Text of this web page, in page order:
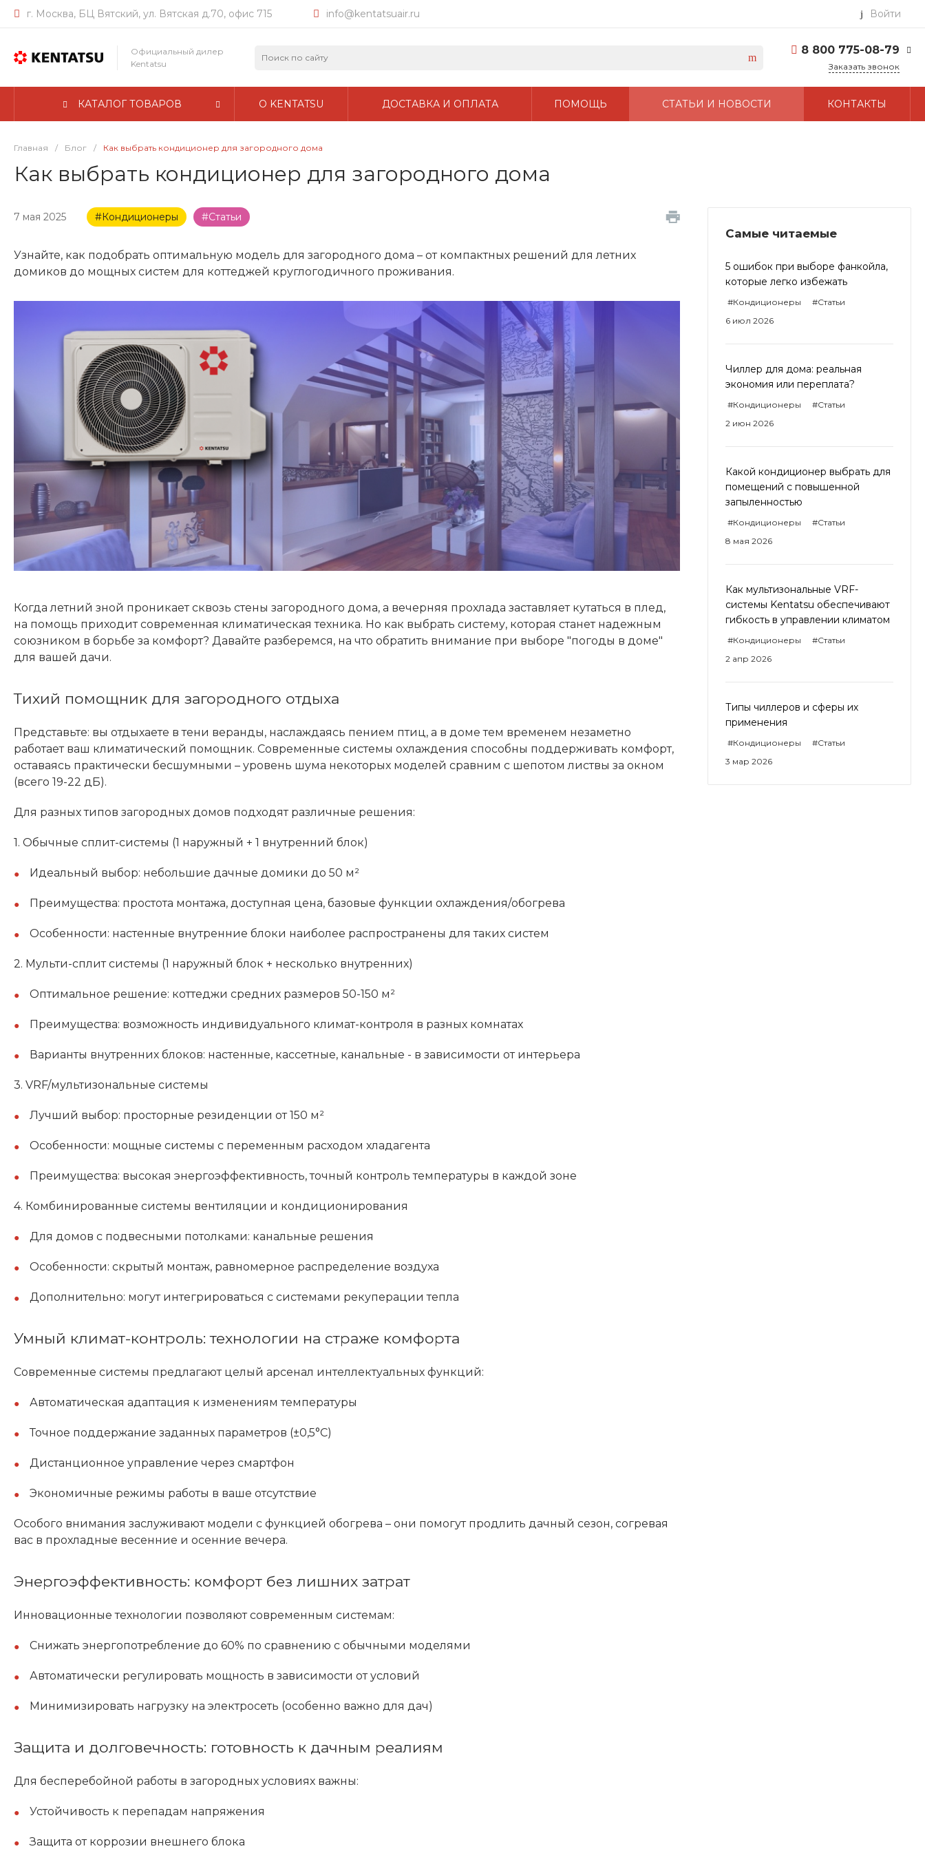
г. Москва, БЦ Вятский, ул. Вятская д.70, офис 715 info@kentatsuair.ru Войти
Официальный дилер
Kentatsu
8 800 775-08-79
г. Москва, БЦ Вятский,
Заказать звонок
КАТАЛОГ ТОВАРОВ О KENTATSU ДОСТАВКА И ОПЛАТА ПОМОЩЬ СТАТЬИ И НОВОСТИ КОНТАКТЫ
Главная / Блог / Как выбрать кондиционер для загородного дома
Как выбрать кондиционер для загородного дома
Самые читаемые
5 ошибок при выборе фанкойла,
которые легко избежать
#Кондиционеры
#Статьи
6 июл 2026
Чиллер для дома: реальная
экономия или переплата?
#Кондиционеры
#Статьи
2 июн 2026
Какой кондиционер выбрать для
помещений с повышенной
запыленностью
#Кондиционеры
#Статьи
8 мая 2026
Как мультизональные VRF-
системы Kentatsu обеспечивают
гибкость в управлении климатом
#Кондиционеры
#Статьи
2 апр 2026
Типы чиллеров и сферы их
применения
#Кондиционеры
#Статьи
3 мар 2026
7 мая 2025 #Кондиционеры #Статьи
Узнайте, как подобрать оптимальную модель для загородного дома – от компактных решений для летних
домиков до мощных систем для коттеджей круглогодичного проживания.
Когда летний зной проникает сквозь стены загородного дома, а вечерняя прохлада заставляет кутаться в плед,
на помощь приходит современная климатическая техника. Но как выбрать систему, которая станет надежным
союзником в борьбе за комфорт? Давайте разберемся, на что обратить внимание при выборе "погоды в доме"
для вашей дачи.
Тихий помощник для загородного отдыха
Представьте: вы отдыхаете в тени веранды, наслаждаясь пением птиц, а в доме тем временем незаметно
работает ваш климатический помощник. Современные системы охлаждения способны поддерживать комфорт,
оставаясь практически бесшумными – уровень шума некоторых моделей сравним с шепотом листвы за окном
(всего 19-22 дБ).
Для разных типов загородных домов подходят различные решения:
1. Обычные сплит-системы (1 наружный + 1 внутренний блок)
Идеальный выбор: небольшие дачные домики до 50 м²
Преимущества: простота монтажа, доступная цена, базовые функции охлаждения/обогрева
Особенности: настенные внутренние блоки наиболее распространены для таких систем
2. Мульти-сплит системы (1 наружный блок + несколько внутренних)
Оптимальное решение: коттеджи средних размеров 50-150 м²
Преимущества: возможность индивидуального климат-контроля в разных комнатах
Варианты внутренних блоков: настенные, кассетные, канальные - в зависимости от интерьера
3. VRF/мультизональные системы
Лучший выбор: просторные резиденции от 150 м²
Особенности: мощные системы с переменным расходом хладагента
Преимущества: высокая энергоэффективность, точный контроль температуры в каждой зоне
4. Комбинированные системы вентиляции и кондиционирования
Для домов с подвесными потолками: канальные решения
Особенности: скрытый монтаж, равномерное распределение воздуха
Дополнительно: могут интегрироваться с системами рекуперации тепла
Умный климат-контроль: технологии на страже комфорта
Современные системы предлагают целый арсенал интеллектуальных функций:
Автоматическая адаптация к изменениям температуры
Точное поддержание заданных параметров (±0,5°C)
Дистанционное управление через смартфон
Экономичные режимы работы в ваше отсутствие
Особого внимания заслуживают модели с функцией обогрева – они помогут продлить дачный сезон, согревая
вас в прохладные весенние и осенние вечера.
Энергоэффективность: комфорт без лишних затрат
Инновационные технологии позволяют современным системам:
Снижать энергопотребление до 60% по сравнению с обычными моделями
Автоматически регулировать мощность в зависимости от условий
Минимизировать нагрузку на электросеть (особенно важно для дач)
Защита и долговечность: готовность к дачным реалиям
Для бесперебойной работы в загородных условиях важны:
Устойчивость к перепадам напряжения
Защита от коррозии внешнего блока